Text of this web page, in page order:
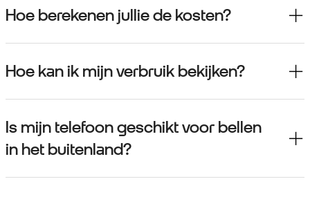
Hoe berekenen jullie de kosten?
Hoe kan ik mijn verbruik bekijken?
Is mijn telefoon geschikt voor bellen
in het buitenland?